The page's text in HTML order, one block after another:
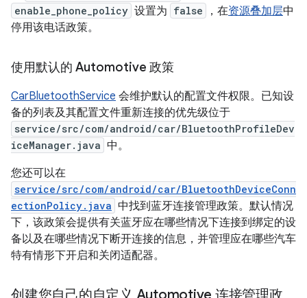
enable_phone_policy 设置为 false ，在资源叠加层中
停用该电话政策。
使用默认的 Automotive 政策
CarBluetoothService 会维护默认的配置文件权限。已知设
备的列表及其配置文件重新连接的优先级位于
service/src/com/android/car/BluetoothProfileDev
iceManager.java 中。
您还可以在
service/src/com/android/car/BluetoothDeviceConn
ectionPolicy.java 中找到蓝牙连接管理政策。默认情况
下，该政策会提供有关蓝牙应在哪些情况下连接到绑定的设
备以及在哪些情况下断开连接的信息，并管理应在哪些汽车
特有情形下开启和关闭适配器。